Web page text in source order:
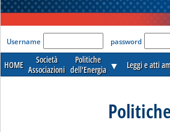
'Modulo Login per
Username password
HOME
Società
Associazioni
Politiche
dell'Energia ▼ Leggi e atti